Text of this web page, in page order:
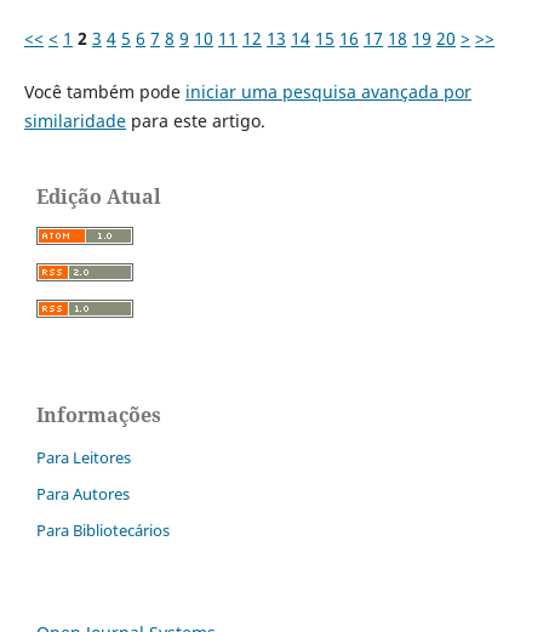
<< < 1 2 3 4 5 6 7 8 9 10 11 12 13 14 15 16 17 18 19 20 > >>
Você também pode iniciar uma pesquisa avançada por
similaridadepara este artigo.
Edição Atual
Informações
Para Leitores
Para Autores
Para Bibliotecários